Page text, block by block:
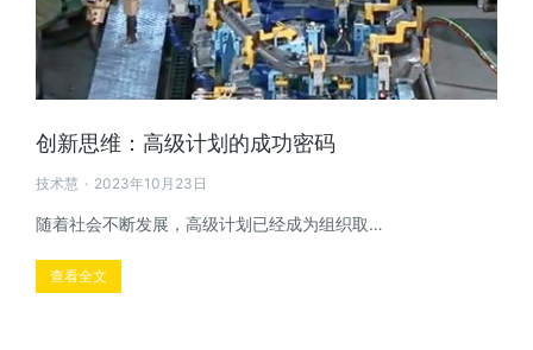
创新思维：高级计划的成功密码
技术慧 2023年10月23日
随着社会不断发展，高级计划已经成为组织取…
查看全文